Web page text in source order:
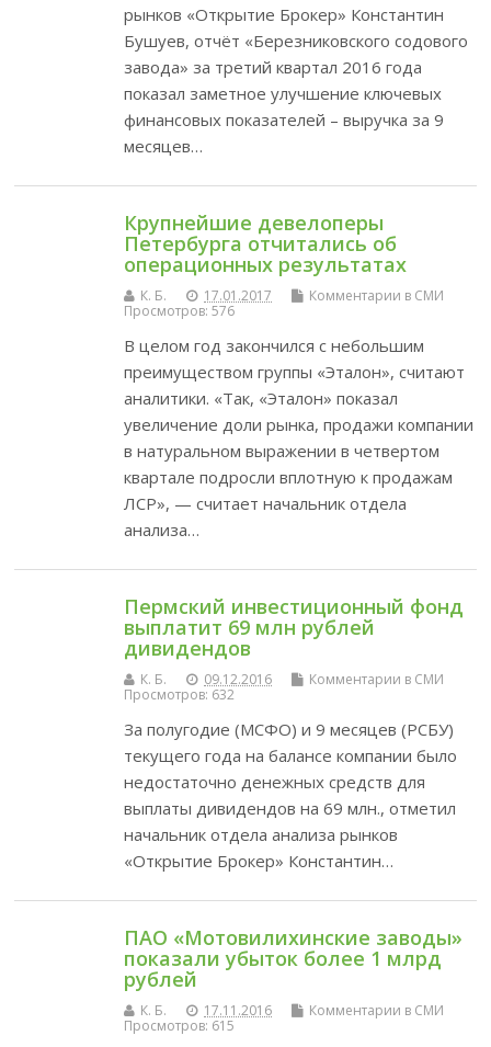
рынков «Открытие Брокер» Константин
Бушуев, отчёт «Березниковского содового
завода» за третий квартал 2016 года
показал заметное улучшение ключевых
финансовых показателей – выручка за 9
месяцев…
Крупнейшие девелоперы
Петербурга отчитались об
операционных результатах
К. Б. 17.01.2017
Комментарии в СМИ
Просмотров: 576
В целом год закончился с небольшим
преимуществом группы «Эталон», считают
аналитики. «Так, «Эталон» показал
увеличение доли рынка, продажи компании
в натуральном выражении в четвертом
квартале подросли вплотную к продажам
ЛСР», — считает начальник отдела
анализа…
Пермский инвестиционный фонд
выплатит 69 млн рублей
дивидендов
К. Б. 09.12.2016
Комментарии в СМИ
Просмотров: 632
За полугодие (МСФО) и 9 месяцев (РСБУ)
текущего года на балансе компании было
недостаточно денежных средств для
выплаты дивидендов на 69 млн., отметил
начальник отдела анализа рынков
«Открытие Брокер» Константин…
ПАО «Мотовилихинские заводы»
показали убыток более 1 млрд
рублей
К. Б. 17.11.2016
Комментарии в СМИ
Просмотров: 615